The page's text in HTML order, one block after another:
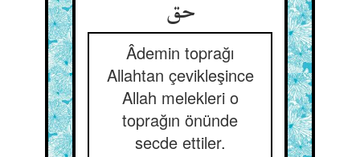
حق‏
Âdemin toprağı
Allahtan çevikleşince
Allah melekleri o
toprağın önünde
secde ettiler.